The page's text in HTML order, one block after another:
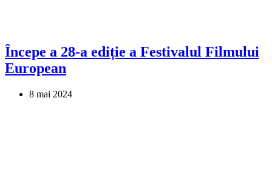
Începe a 28-a ediție a Festivalul Filmului
European
8 mai 2024